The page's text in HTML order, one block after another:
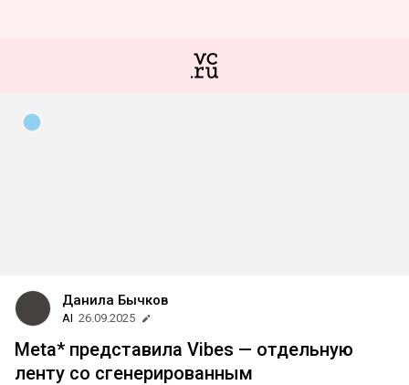
Данила Бычков
AI 26.09.2025
Meta* представила Vibes — отдельную
ленту со сгенерированным